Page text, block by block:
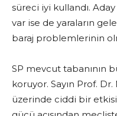
süreci iyi kullandı.
var ise de yaraların
baraj problemlerinin
SP mevcut tabanının
koruyor. Sayın Prof.
üzerinde ciddi bir etkisi